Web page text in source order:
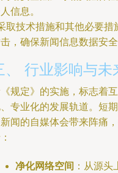
信息。
取技术措施和其他必要
，确保新闻信息数据安全
、 行业影响与未
规定》的实施，标志着
专业化的发展轨道。短
闻的自媒体会带来阵痛
净化网络空间 ：从源